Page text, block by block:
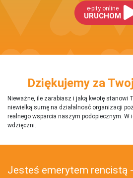
e-pity online
URUCHOM
Dziękujemy za
Nieważne, ile zarabiasz i jaką kwotę stanowi
niewielką sumę na działalnosć organizacji
realnego wsparcia naszym podopiecznym. W
wdzięczni.
Jesteś emerytem rencistą -